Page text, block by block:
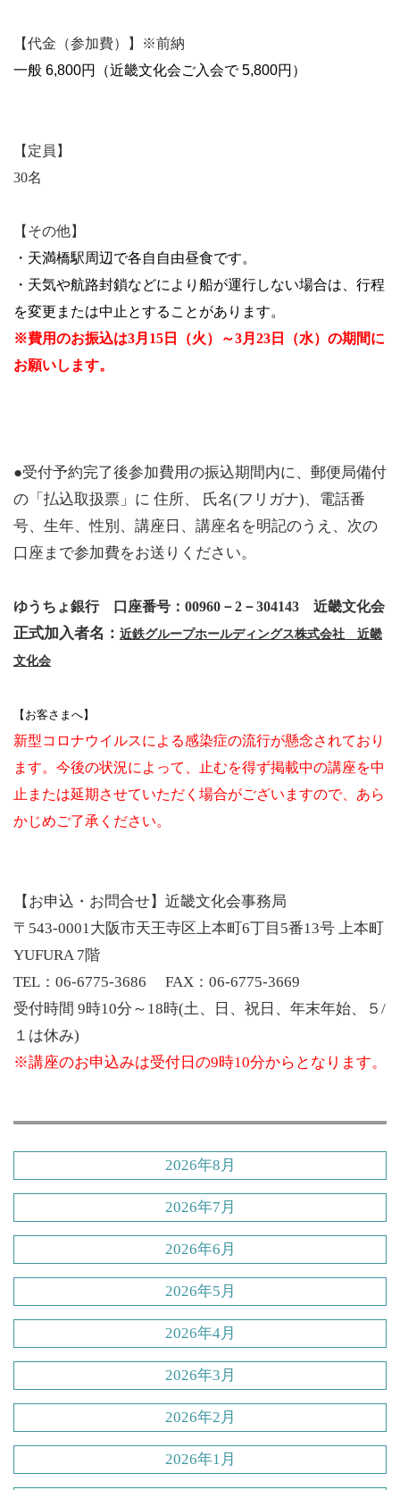
【代金（参加費）】※前納
一般 6,800円（近畿文化会ご入会で 5,800円）
【定員】
30名
【その他】
・ 天満橋駅周辺で各自自由昼食です。
・ 天気や航路封鎖などにより船が運行しない場合は、行程
を変更または中止とすることがあります。
※費用のお振込は3月15日（火）～3月23日（水） の期間に
お願いします。
●受付予約完了後参加費用の振込期間内に、郵便局備付
の「払込取扱票」に 住所、 氏名(フリガナ)、電話番
号、生年、性別、講座日、講座名を明記のうえ、次の
口座まで参加費をお送りください。
ゆうちょ銀行 口座番号：00960－2－304143 近畿文化会
正式加入者名： 近鉄グループホールディングス株式会社 近畿
文化会
【お客さまへ】
新型コロナウイルスによる感染症の流行が懸念されており
ます。今後の状況によって、止むを得ず掲載中の講座を中
止または延期させていただく場合がございますので、あら
かじめご了承ください。
【お申込・お問合せ】近畿文化会事務局
〒543-0001大阪市天王寺区上本町6丁目5番13号 上本町
YUFURA 7階
TEL：06-6775-3686 FAX：06-6775-3669
受付時間 9時10分～18時(土、日、祝日、年末年始、５/
１は休み)
※講座のお申込みは受付日の9時10分からとなります。
2026年8月
2026年7月
2026年6月
2026年5月
2026年4月
2026年3月
2026年2月
2026年1月